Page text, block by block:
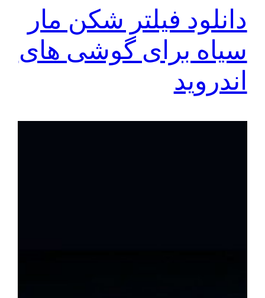
دانلود فیلتر شکن مار
سياه برای گوشی های
اندروید